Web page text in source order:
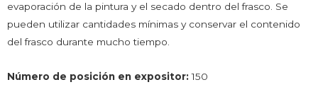
evaporación de la pintura y el secado dentro del frasco. Se
pueden utilizar cantidades mínimas y conservar el contenido
del frasco durante mucho tiempo.
Número de posición en expositor:150